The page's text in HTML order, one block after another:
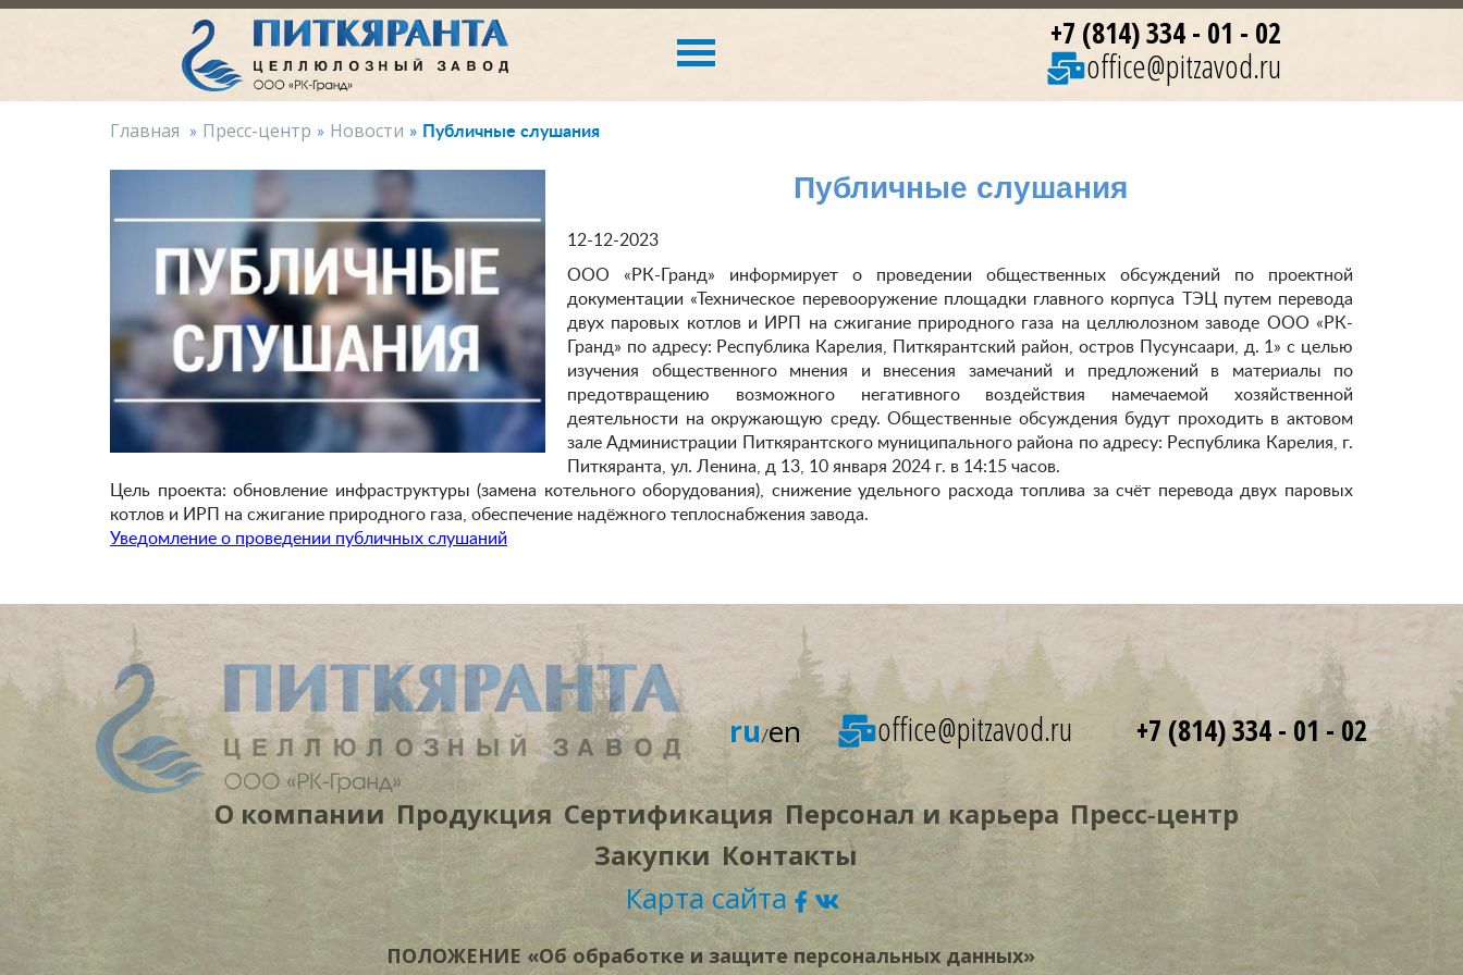
+7 (814) 334 - 01 - 02
office@pitzavod.ru
Главная Пресс-центр Новости Публичные слушания
Публичные слушания
12-12-2023
ООО «РК-Гранд» информирует о проведении общественных обсуждений по проектной
документации «Техническое перевооружение площадки главного корпуса ТЭЦ путем перевода
двух паровых котлов и ИРП на сжигание природного газа на целлюлозном заводе ООО «РК-
Гранд» по адресу: Республика Карелия, Питкярантский район, остров Пусунсаари, д. 1» с целью
изучения общественного мнения и внесения замечаний и предложений в материалы по
предотвращению возможного негативного воздействия намечаемой хозяйственной
деятельности на окружающую среду. Общественные обсуждения будут проходить в актовом
зале Администрации Питкярантского муниципального района по адресу: Республика Карелия, г.
Питкяранта, ул. Ленина, д 13, 10 января 2024 г. в 14:15 часов.
Цель проекта: обновление инфраструктуры (замена котельного оборудования), снижение удельного расхода топлива за счёт перевода двух паровых
котлов и ИРП на сжигание природного газа, обеспечение надёжного теплоснабжения завода.
Уведомление о проведении публичных слушаний
office@pitzavod.ru +7 (814) 334 - 01 - 02
ru/en
О компании Продукция Сертификация Персонал и карьера Пресс‑центр
Закупки Контакты
Карта сайта
ПОЛОЖЕНИЕ «Об обработке и защите персональных данных»